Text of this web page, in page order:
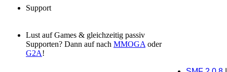
Support
Lust auf Games & gleichzeitig passiv
Supporten? Dann auf nach MMOGA oder
G2A!